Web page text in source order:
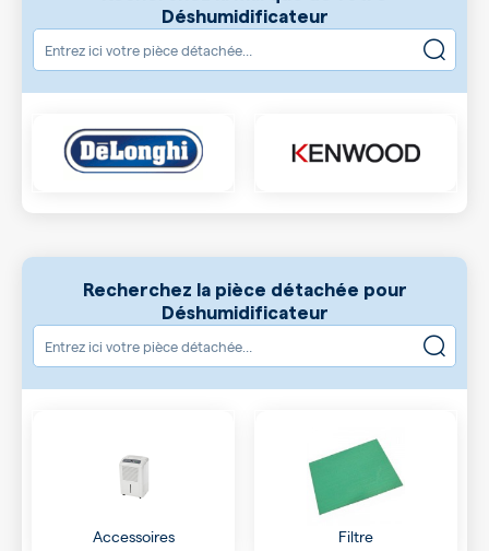
Déshumidificateur
Recherchez la pièce détachée pour
Déshumidificateur
Accessoires Filtre